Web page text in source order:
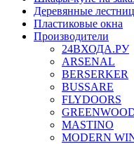
Деревянные
Пластиковые окна
Производители
24ВХОДА.РУ
ARSENAL
BERSERKER
BUSSARE
FLYDOORS
MASTINO
MODERN